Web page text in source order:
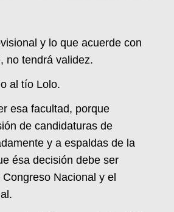
y lo que acuerde con
no tendrá validez.
al tío Lolo.
esa facultad, porque
de candidaturas de
y a espaldas de la
ésa decisión debe ser
Nacional y el